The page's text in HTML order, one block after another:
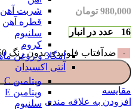
شربت آهن
قطره آهن
سلنیوم
کروم
امگا3 و روغن ماهی
آنتی اکسیدان
ویتامین C
ویتامین E
سلنیوم
980,000 تومان
16 عدد در انبار
ضدآفتاب فلوئیدی بدون رنگ spf50 پرودرما مناسب پوست چرب عدد
مقایسه
افزودن به علاقه مندی